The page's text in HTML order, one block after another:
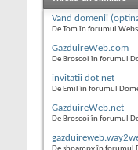
Vand domenii
De Tom în forumul
GazduireWeb.com
De Broscoi în forumul
invitatii dot net
De Emil în forumul
GazduireWeb.net
De Broscoi în forumul